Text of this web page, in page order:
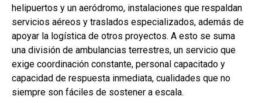
helipuertos y un aeródromo, instalaciones que respaldan
servicios aéreos y traslados especializados, además de
apoyar la logística de otros proyectos. A esto se suma
una división de ambulancias terrestres, un servicio que
exige coordinación constante, personal capacitado y
capacidad de respuesta inmediata, cualidades que no
siempre son fáciles de sostener a escala.